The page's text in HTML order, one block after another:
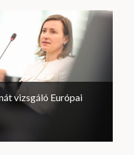
vizsgáló Európai